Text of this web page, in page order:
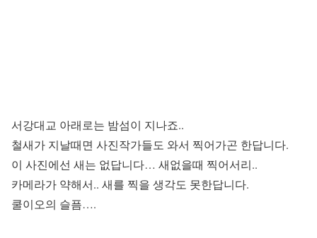
서강대교 아래로는 밤섬이 지나죠..
철새가 지날때면 사진작가들도 와서 찍어가곤 한답니다.
이 사진에선 새는 없답니다… 새없을때 찍어서리..
카메라가 약해서.. 새를 찍을 생각도 못한답니다.
쿨이오의 슬픔….